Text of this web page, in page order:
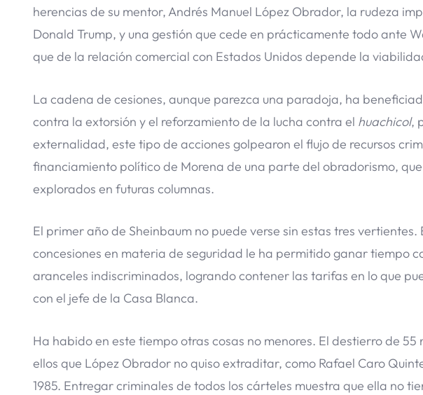
herencias de su mentor, Andrés Manuel López Obrador, la rudeza
Donald Trump, y una gestión que cede en prácticamente todo ante
que de la relación comercial con Estados Unidos depende la
La cadena de cesiones, aunque parezca una paradoja, ha
contra la extorsión y el reforzamiento de la lucha contra el huachicol,
externalidad, este tipo de acciones golpearon el flujo de recursos
financiamiento político de Morena de una parte del obradorismo,
explorados en futuras columnas.
El primer año de Sheinbaum no puede verse sin estas tres
concesiones en materia de seguridad le ha permitido ganar tiempo
aranceles indiscriminados, logrando contener las tarifas en lo que
con el jefe de la Casa Blanca.
Ha habido en este tiempo otras cosas no menores. El destierro de
ellos que López Obrador no quiso extraditar, como Rafael Caro
1985. Entregar criminales de todos los cárteles muestra que ella no